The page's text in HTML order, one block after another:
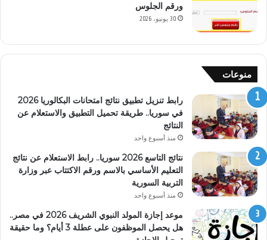
ورقم الجلوس
30 يونيو، 2026
منوعات
رابط تنزيل تطبيق نتائج امتحانات البكالوريا 2026
في سوريا.. طريقة تحميل التطبيق والاستعلام عن
النتائج
منذ أسبوع واحد
نتائج التاسع 2026 سوريا.. رابط الاستعلام عن نتائج
التعليم الأساسي بالاسم ورقم الاكتتاب عبر وزارة
التربية السورية
منذ أسبوع واحد
موعد إجازة المولد النبوي الشريف 2026 في مصر..
هل يحصل الموظفون على عطلة 3 أيام؟ وما حقيقة